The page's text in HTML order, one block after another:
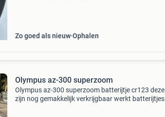
Zo goed als nieuw Ophalen
Olympus az-300 superzoom
Olympus az-300 superzoom batterijtje cr123 deze
zijn nog gemakkelijk verkrijgbaar werkt batterijtjes